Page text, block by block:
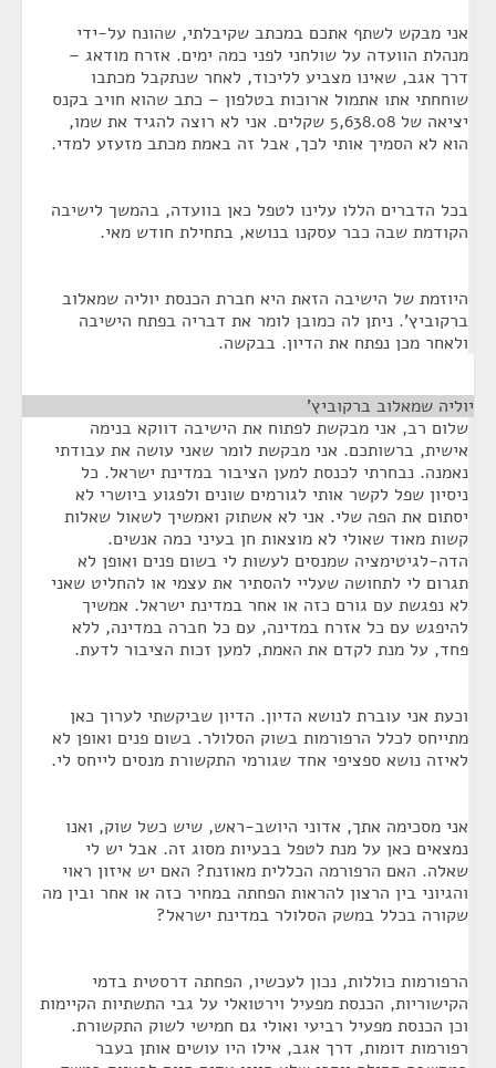
אני מבקש לשתף אתכם במכתב שקיבלתי, שהונח על-ידי
מנהלת הוועדה על שולחני לפני כמה ימים. אזרח מודאג –
דרך אגב, שאינו מצביע לליכוד, לאחר שנתקבל מכתבו
שוחחתי אתו אתמול ארוכות בטלפון – כתב שהוא חויב בקנס
יציאה של 5,638.08 שקלים. אני לא רוצה להגיד את שמו,
הוא לא הסמיך אותי לכך, אבל זה באמת מכתב מזעזע למדי.
בכל הדברים הללו עלינו לטפל כאן בוועדה, בהמשך לישיבה
הקודמת שבה כבר עסקנו בנושא, בתחילת חודש מאי.
היוזמת של הישיבה הזאת היא חברת הכנסת יוליה שמאלוב
ברקוביץ'. ניתן לה כמובן לומר את דבריה בפתח הישיבה
ולאחר מכן נפתח את הדיון. בבקשה.
יוליה שמאלוב ברקוביץ'
שלום רב, אני מבקשת לפתוח את הישיבה דווקא בנימה
אישית, ברשותכם. אני מבקשת לומר שאני עושה את עבודתי
נאמנה. נבחרתי לכנסת למען הציבור במדינת ישראל. כל
ניסיון שפל לקשר אותי לגורמים שונים ולפגוע ביושרי לא
יסתום את הפה שלי. אני לא אשתוק ואמשיך לשאול שאלות
קשות מאוד שאולי לא מוצאות חן בעיני כמה אנשים.
הדה-לגיטימציה שמנסים לעשות לי בשום פנים ואופן לא
תגרום לי לתחושה שעליי להסתיר את עצמי או להחליט שאני
לא נפגשת עם גורם כזה או אחר במדינת ישראל. אמשיך
להיפגש עם כל אזרח במדינה, עם כל חברה במדינה, ללא
פחד, על מנת לקדם את האמת, למען זכות הציבור לדעת.
וכעת אני עוברת לנושא הדיון. הדיון שביקשתי לערוך כאן
מתייחס לכלל הרפורמות בשוק הסלולר. בשום פנים ואופן לא
לאיזה נושא ספציפי אחד שגורמי התקשורת מנסים לייחס לי.
אני מסכימה אתך, אדוני היושב-ראש, שיש כשל שוק, ואנו
נמצאים כאן על מנת לטפל בבעיות מסוג זה. אבל יש לי
שאלה. האם הרפורמה הכללית מאוזנת? האם יש איזון ראוי
והגיוני בין הרצון להראות הפחתה במחיר כזה או אחר ובין מה
שקורה בכלל במשק הסלולר במדינת ישראל?
הרפורמות כוללות, נכון לעכשיו, הפחתה דרסטית בדמי
הקישוריות, הכנסת מפעיל וירטואלי על גבי התשתיות הקיימות
וכן הכנסת מפעיל רביעי ואולי גם חמישי לשוק התקשורת.
רפורמות דומות, דרך אגב, אילו היו עושים אותן בעבר